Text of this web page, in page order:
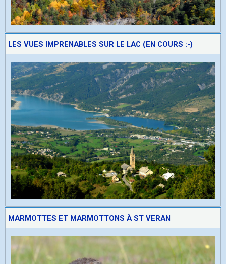
LES VUES IMPRENABLES SUR LE LAC (EN COURS :-)
MARMOTTES ET MARMOTTONS À ST VERAN